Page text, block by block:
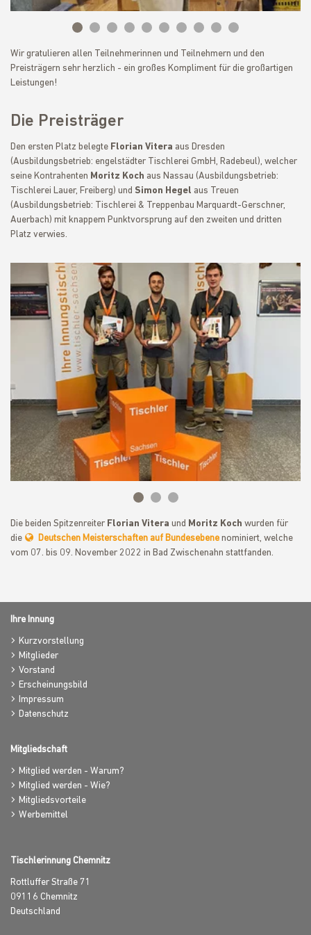
Wir gratulieren allen Teilnehmerinnen und Teilnehmern und den
Preisträgern sehr herzlich - ein großes Kompliment für die großartigen
Leistungen!
Die Preisträger
Den ersten Platz belegte Florian Vitera aus Dresden
(Ausbildungsbetrieb: engelstädter Tischlerei GmbH, Radebeul), welcher
seine Kontrahenten Moritz Koch aus Nassau (Ausbildungsbetrieb:
Tischlerei Lauer, Freiberg) und Simon Hegel aus Treuen
(Ausbildungsbetrieb: Tischlerei & Treppenbau Marquardt-Gerschner,
Auerbach) mit knappem Punktvorsprung auf den zweiten und dritten
Platz verwies.
Die beiden Spitzenreiter Florian Vitera und Moritz Koch wurden für
die
Deutschen Meisterschaften auf Bundesebene nominiert, welche
vom 07. bis 09. November 2022 in Bad Zwischenahn stattfanden.
Ihre Innung
Kurzvorstellung
Mitglieder
Vorstand
Erscheinungsbild
Impressum
Datenschutz
Mitgliedschaft
Mitglied werden - Warum?
Mitglied werden - Wie?
Mitgliedsvorteile
Werbemittel
Tischlerinnung Chemnitz
Rottluffer Straße 71
09116 Chemnitz
Deutschland